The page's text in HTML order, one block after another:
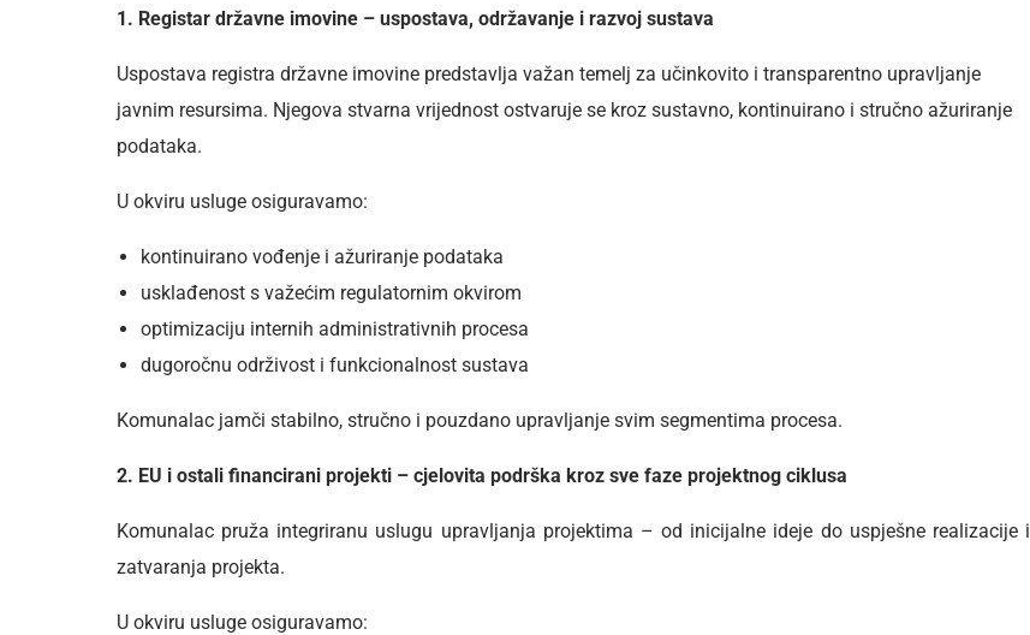
1. Registar državne imovine – uspostava, održavanje i razvoj sustava
Uspostava registra državne imovine predstavlja važan temelj za učinkovito i transparentno upravljanje
javnim resursima. Njegova stvarna vrijednost ostvaruje se kroz sustavno, kontinuirano i stručno ažuriranje
podataka.
U okviru usluge osiguravamo:
kontinuirano vođenje i ažuriranje podataka
usklađenost s važećim regulatornim okvirom
optimizaciju internih administrativnih procesa
dugoročnu održivost i funkcionalnost sustava
Komunalac jamči stabilno, stručno i pouzdano upravljanje svim segmentima procesa.
2. EU i ostali financirani projekti – cjelovita podrška kroz sve faze projektnog ciklusa
Komunalac pruža integriranu uslugu upravljanja projektima – od inicijalne ideje do uspješne realizacije i
zatvaranja projekta.
U okviru usluge osiguravamo: